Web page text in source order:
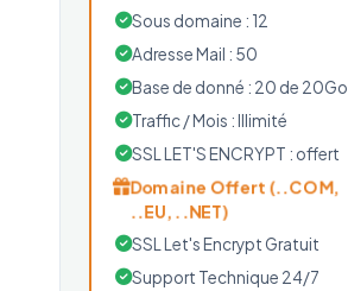
Sous domaine : 12
Adresse Mail : 50
Base de donné : 20 de 20Go
Traffic / Mois : Illimité
SSL LET'S ENCRYPT : offert
Domaine Offert (..COM,
..EU, ..NET)
SSL Let's Encrypt Gratuit
Support Technique 24/7